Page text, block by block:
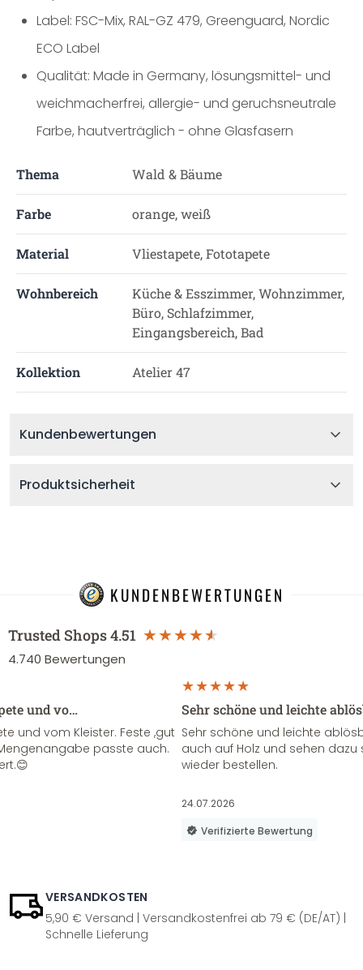
Label: FSC-Mix, RAL-GZ 479, Greenguard, Nordic
ECO Label
Qualität: Made in Germany, lösungsmittel- und
weichmacherfrei, allergie- und geruchsneutrale
Farbe, hautverträglich - ohne Glasfasern
Thema Wald & Bäume
Farbe orange, weiß
Material Vliestapete, Fototapete
Wohnbereich
Küche & Esszimmer, Wohnzimmer,
Büro, Schlafzimmer,
Eingangsbereich, Bad
Kollektion Atelier 47
Kundenbewertungen
Produktsicherheit
KUNDENBEWERTUNGEN
Trusted Shops4.51
4.740 Bewertungen
und vo…
und vom Kleister. Feste ,gut
passte auch.
Sehr schöne und leichte
Sehr schöne und leichte
auch auf Holz und sehen
wieder bestellen.
24.07.2026
Verifizierte Bewertung
VERSANDKOSTEN
5,90 € Versand | Versandkostenfrei ab 79 € (DE/AT) |
Schnelle Lieferung